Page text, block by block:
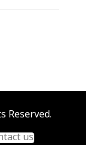
Reserved.
us